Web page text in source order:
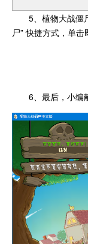
5、植物大战僵
尸” 快捷方式，单击
6、最后，小编